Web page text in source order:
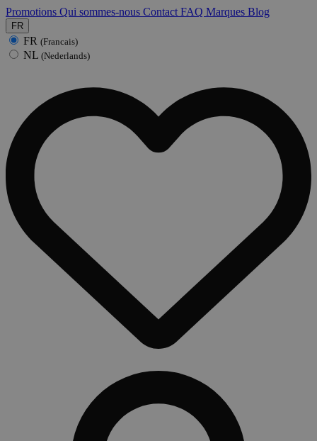
Promotions Qui sommes-nous Contact FAQ Marques Blog
FR
FR (Francais)
NL (Nederlands)